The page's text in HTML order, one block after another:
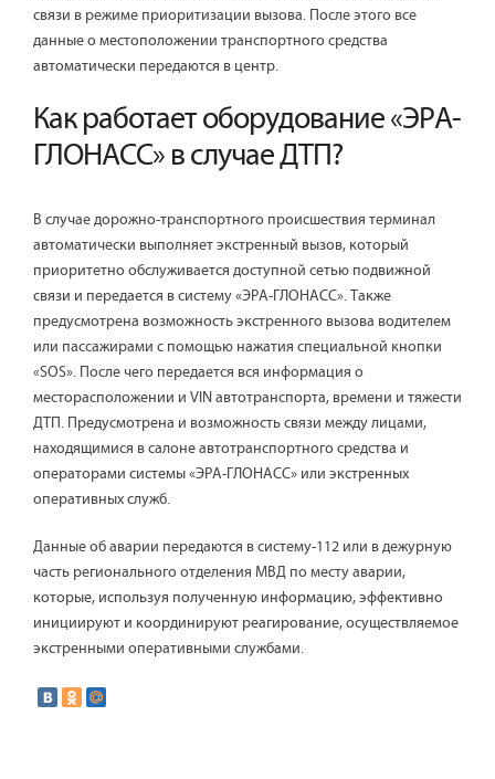
связи в режиме приоритизации вызова. После этого все
данные о местоположении транспортного средства
автоматически передаются в центр.
Как работает оборудование «ЭРА-
ГЛОНАСС» в случае ДТП?
В случае дорожно-транспортного происшествия терминал
автоматически выполняет экстренный вызов, который
приоритетно обслуживается доступной сетью подвижной
связи и передается в систему «ЭРА-ГЛОНАСС». Также
предусмотрена возможность экстренного вызова водителем
или пассажирами с помощью нажатия специальной кнопки
«SOS». После чего передается вся информация о
месторасположении и VIN автотранспорта, времени и тяжести
ДТП. Предусмотрена и возможность связи между лицами,
находящимися в салоне автотранспортного средства и
операторами системы «ЭРА-ГЛОНАСС» или экстренных
оперативных служб.
Данные об аварии передаются в систему-112 или в дежурную
часть регионального отделения МВД по месту аварии,
которые, используя полученную информацию, эффективно
инициируют и координируют реагирование, осуществляемое
экстренными оперативными службами.